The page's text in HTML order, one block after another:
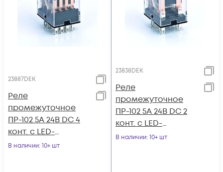
23887DEK
Реле
промежуточное
ПР-102 5А 24В DC 4
конт. с LED-
индикацией DEKraft
В наличии: 10+ шт
23838DEK
Реле
промежуточное
ПР-102 5А 24В DC 2
конт. с LED-
индикацией DEKraft
В наличии: 10+ шт